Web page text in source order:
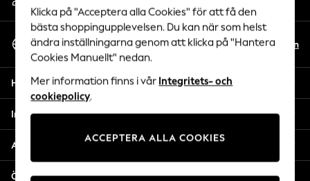
50 - 92cm
98 - 110cm
116 - 134cm
140 - 174cm
Trending: Top & Short Sets
Trending: Clogs
All Clothing
Coats & Jackets
Sweatshirts & Hoodies
Logga in på ditt konto
Välj Språk
Svenska
Sv En
Hjälp
Integritet & Juridik
Avdelningar
Övriga tjänster
Klicka på "Acceptera alla Cookies" för att få den
bästa shoppingupplevelsen. Du kan när som helst
ändra inställningarna genom att klicka på "Hantera
Cookies Manuellt" nedan.
Mer information finns i vår Integritets- och
cookiepolicy.
ACCEPTERA ALLA COOKIES